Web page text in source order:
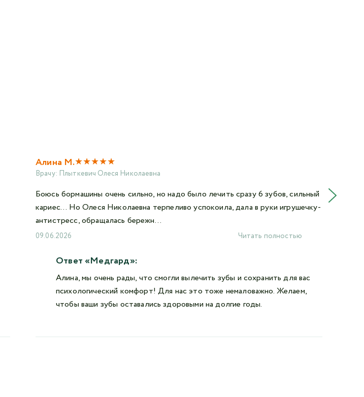
Алина М.★★★★★
Врачу: Плыткевич Олеся Николаевна
Боюсь бормашины очень сильно, но надо было лечить сразу 6 зубов, сильный
кариес... Но Олеся Николаевна терпеливо успокоила, дала в руки игрушечку-
антистресс, обращалась бережн...
09.06.2026 Читать полностью
Ответ «Медгард»:
Алина, мы очень рады, что смогли вылечить зубы и сохранить для вас
психологический комфорт! Для нас это тоже немаловажно. Желаем,
чтобы ваши зубы оставались здоровыми на долгие годы.